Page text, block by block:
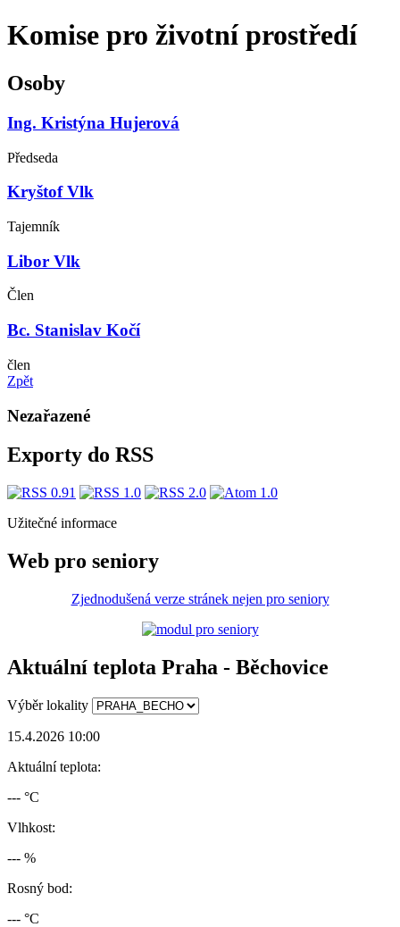
Komise pro životní prostředí
Osoby
Ing. Kristýna Hujerová
Předseda
Kryštof Vlk
Tajemník
Libor Vlk
Člen
Bc. Stanislav Kočí
člen
Zpět
Nezařazené
Exporty do RSS
Užitečné informace
Web pro seniory
Zjednodušená verze stránek nejen pro seniory
Aktuální teplota Praha - Běchovice
Výběr lokality
15.4.2026 10:00
Aktuální teplota:
--- °C
Vlhkost:
--- %
Rosný bod:
--- °C